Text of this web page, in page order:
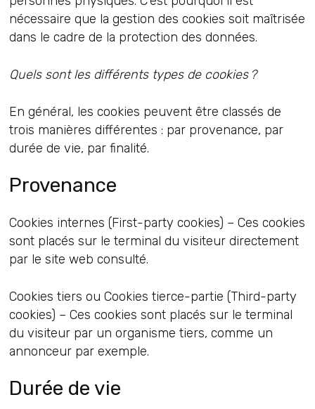
nécessaire que la gestion des cookies soit maîtrisée
dans le cadre de la protection des données.
Quels sont les différents types de cookies ?
En général, les cookies peuvent être classés de
trois manières différentes : par provenance, par
durée de vie, par finalité.
Provenance
Cookies internes (First-party cookies) – Ces cookies
sont placés sur le terminal du visiteur directement
par le site web consulté.
Cookies tiers ou Cookies tierce-partie (Third-party
cookies) – Ces cookies sont placés sur le terminal
du visiteur par un organisme tiers, comme un
annonceur par exemple.
Durée de vie